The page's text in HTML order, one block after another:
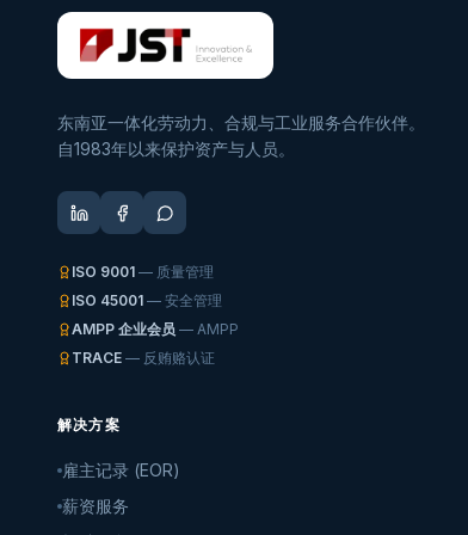
东南亚一体化劳动力、合规与工业服务合作伙伴。
自1983年以来保护资产与人员。
ISO 9001 — 质量管理
ISO 45001 — 安全管理
AMPP 企业会员 — AMPP
TRACE — 反贿赂认证
解决方案
雇主记录 (EOR)
薪资服务